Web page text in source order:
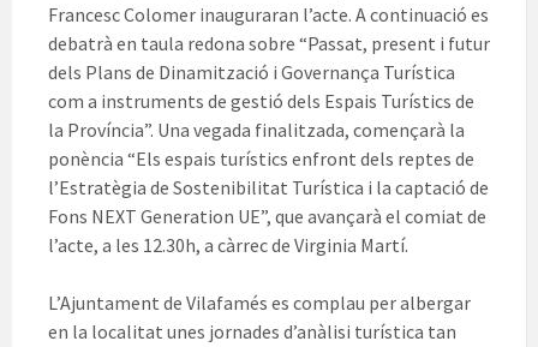
Francesc Colomer inauguraran l’acte. A continuació es
debatrà en taula redona sobre “Passat, present i futur
dels Plans de Dinamització i Governança Turística
com a instruments de gestió dels Espais Turístics de
la Província”. Una vegada finalitzada, començarà la
ponència “Els espais turístics enfront dels reptes de
l’Estratègia de Sostenibilitat Turística i la captació de
Fons NEXT Generation UE”, que avançarà el comiat de
l’acte, a les 12.30h, a càrrec de Virginia Martí.
L’Ajuntament de Vilafamés es complau per albergar
en la localitat unes jornades d’anàlisi turística tan